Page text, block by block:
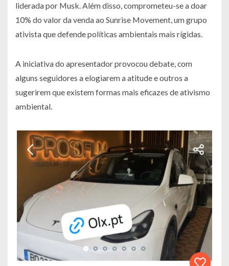
liderada por Musk. Além disso, comprometeu-se a doar
10% do valor da venda ao Sunrise Movement, um grupo
ativista que defende políticas ambientais mais rígidas.
A iniciativa do apresentador provocou debate, com
alguns seguidores a elogiarem a atitude e outros a
sugerirem que existem formas mais eficazes de ativismo
ambiental.